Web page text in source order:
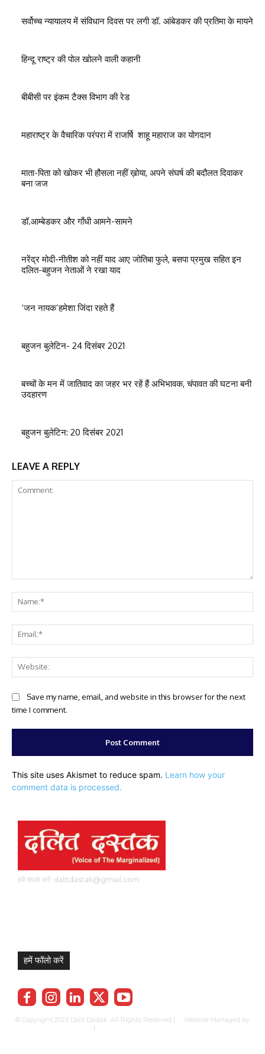
सर्वोच्च न्यायालय में संविधान दिवस पर लगी डॉ. आंबेडकर की प्रतिमा के मायने
हिन्दू राष्ट्र की पोल खोलने वाली कहानी
बीबीसी पर इंकम टैक्स विभाग की रेड
महाराष्ट्र के वैचारिक परंपरा में राजर्षि शाहू महाराज का योगदान
माता-पिता को खोकर भी हौसला नहीं ख़ोया, अपने संघर्ष की बदौलत दिवाकर
बना जज
डॉ.आम्बेडकर और गाँधी आमने-सामने
नरेंद्र मोदी-नीतीश को नहीं याद आए जोतिबा फुले, बसपा प्रमुख सहित इन
दलित-बहुजन नेताओं ने रखा याद
‘जन नायक’हमेशा जिंदा रहते हैं
बहुजन बुलेटिन- 24 दिसंबर 2021
बच्चों के मन में जातिवाद का जहर भर रहें हैं अभिभावक, चंपावत की घटना बनी
उदहारण
बहुजन बुलेटिन: 20 दिसंबर 2021
LEAVE A REPLY
Save my name, email, and website in this browser for the next
time I comment.
This site uses Akismet to reduce spam. Learn how your
comment data is processed.
हमें संपर्क करें: dalitdastak@gmail.com
हमें फॉलो करें
© Copyright 2025 Dalit Dastak. All Rights Reserved | Website Managed by
|